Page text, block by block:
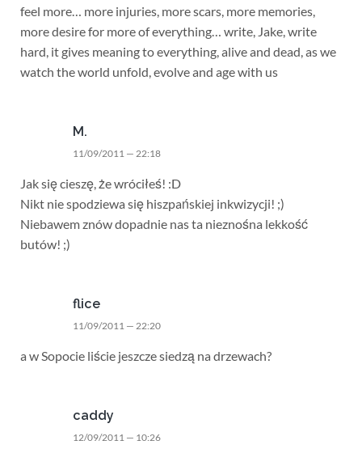
feel more… more injuries, more scars, more memories,
more desire for more of everything… write, Jake, write
hard, it gives meaning to everything, alive and dead, as we
watch the world unfold, evolve and age with us
M.
11/09/2011 — 22:18
Jak się cieszę, że wróciłeś! :D
Nikt nie spodziewa się hiszpańskiej inkwizycji! ;)
Niebawem znów dopadnie nas ta nieznośna lekkość
butów! ;)
flice
11/09/2011 — 22:20
a w Sopocie liście jeszcze siedzą na drzewach?
caddy
12/09/2011 — 10:26